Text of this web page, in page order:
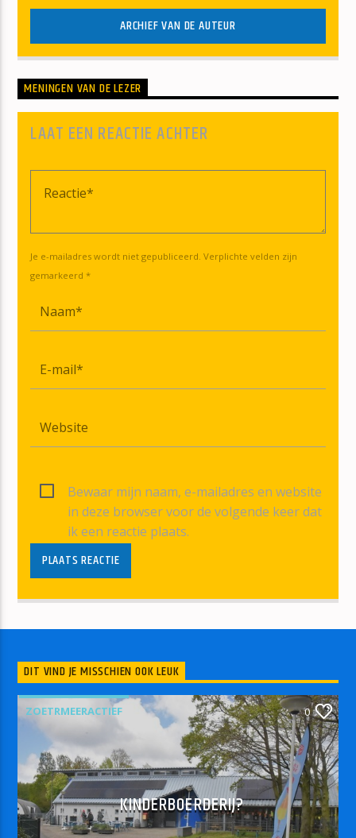
ARCHIEF VAN DE AUTEUR
MENINGEN VAN DE LEZER
LAAT EEN REACTIE ACHTER
Je e-mailadres wordt niet gepubliceerd. Verplichte velden zijn
gemarkeerd *
Bewaar mijn naam, e-mailadres en website
in deze browser voor de volgende keer dat
ik een reactie plaats.
DIT VIND JE MISSCHIEN OOK LEUK
ZOETRMEERACTIEF 0
KINDERBOERDERIJ?